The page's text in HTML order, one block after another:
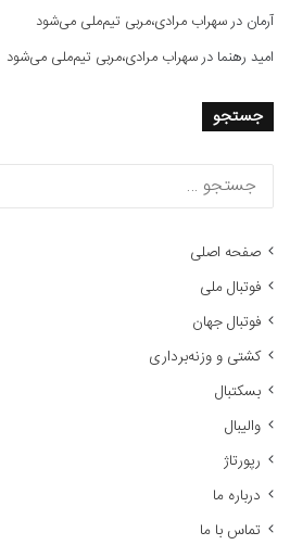
آرمان درسهراب مرادی،مربی تیم‌ملی می‌شود
امید رهنما درسهراب مرادی،مربی تیم‌ملی می‌شود
جستجو
صفحه اصلی
فوتبال ملی
فوتبال جهان
کشتی و وزنه‌برداری
بسکتبال
والیبال
رپورتاژ
درباره ما
تماس با ما